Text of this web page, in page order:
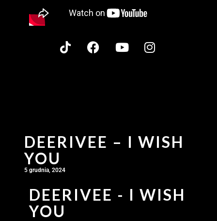
DEERIVEE – I WISH
YOU
5 grudnia, 2024
DEERIVEE - I WISH
YOU